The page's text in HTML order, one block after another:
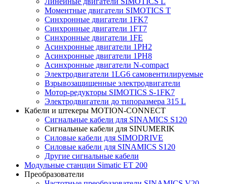
Моментные двигатели SIMOTICS T
Синхронные двигатели 1FK7
Синхронные двигатели 1FT7
Синхронные двигатели 1FE
Асинхронные двигатели 1PH2
Асинхронные двигатели 1PH8
Асинхронные двигатели N-compact
Электродвигатели 1LG6 cамовентилируемые
Взрывозащищенные электродвигатели
Мотор-редукторы SIMOTICS S-1FK7
Электродвигатели до типоразмера 315 L
Кабели и штекеры MOTION-CONNECT
Сигнальные кабели для SINAMICS S120
Сигнальные кабели для SINUMERIK
Силовые кабели для SIMODRIVE
Силовые кабели для SINAMICS S120
Другие сигнальные кабели
Модульные станции Simatic ET 200
Преобразователи